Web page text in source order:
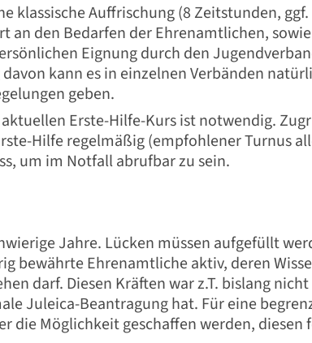
klassische Auffrischung (8 Zeitstunden,
an den Bedarfen der Ehrenamtlichen,
Eignung durch den
kann es in einzelnen Verbänden
geben.
Erste-Hilfe-Kurs ist notwendig.
Hilfe regelmäßig (empfohlener Turnus
um im Notfall abrufbar zu sein.
Jahre. Lücken müssen aufgefüllt
bewährte Ehrenamtliche aktiv, deren
darf. Diesen Kräften war z.T. bislang
Juleica-Beantragung hat. Für eine
die Möglichkeit geschaffen werden, diesen